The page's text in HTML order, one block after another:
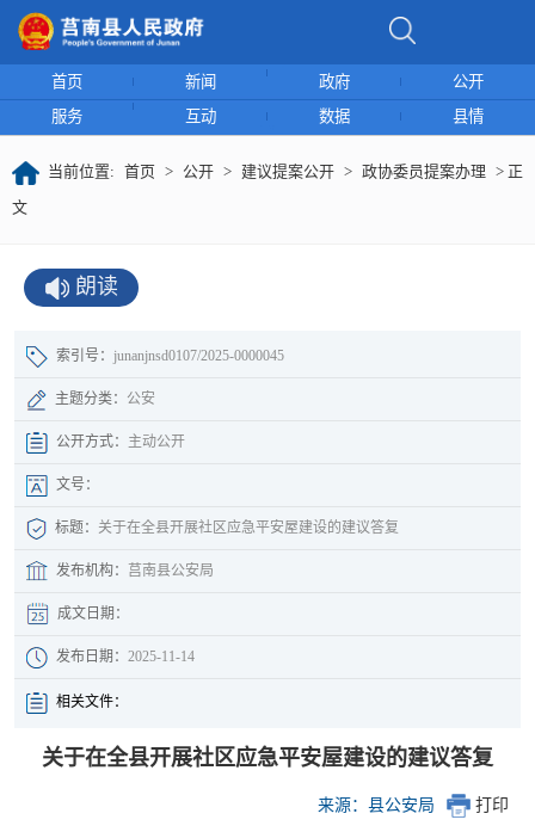
首页 新闻 政府
公开
服务
互动 数据 县情
当前位置: 首页 > 公开 > 建议提案公开 > 政协委员提案办理 > 正
文
朗读
索引号： junanjnsd0107/2025-0000045
主题分类： 公安
公开方式： 主动公开
文号：
标题： 关于在全县开展社区应急平安屋建设的建议答复
发布机构： 莒南县公安局
成文日期：
发布日期： 2025-11-14
相关文件：
关于在全县开展社区应急平安屋建设的建议答复
来源：县公安局 打印